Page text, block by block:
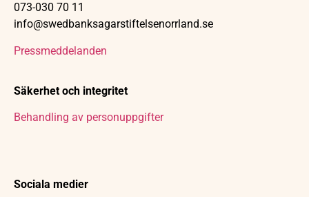
073-030 70 11
info@swedbanksagarstiftelsenorrland.se
Pressmeddelanden
Säkerhet och integritet
Behandling av personuppgifter
Sociala medier